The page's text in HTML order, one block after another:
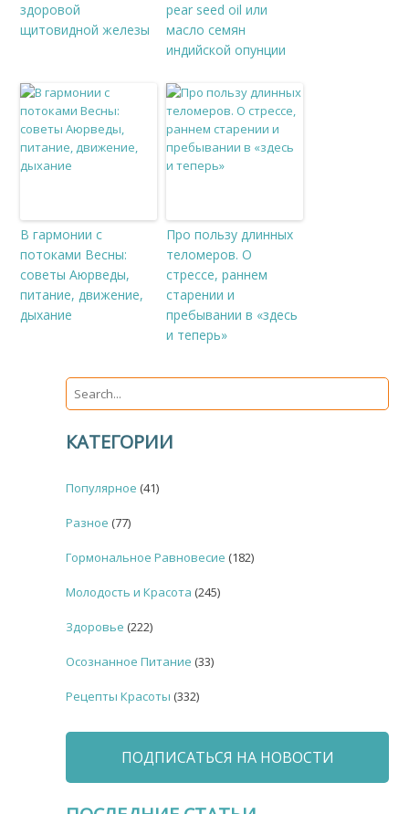
здоровой
щитовидной железы
pear seed oil или
масло семян
индийской опунции
В гармонии с
потоками Весны:
советы Аюрведы,
питание, движение,
дыхание
Про пользу длинных
теломеров. О
стрессе, раннем
старении и
пребывании в «здесь
и теперь»
КАТЕГОРИИ
Популярное (41)
Разное (77)
Гормональное Равновесие (182)
Молодость и Красота (245)
Здоровье (222)
Осознанное Питание (33)
Рецепты Красоты (332)
ПОДПИСАТЬСЯ НА НОВОСТИ